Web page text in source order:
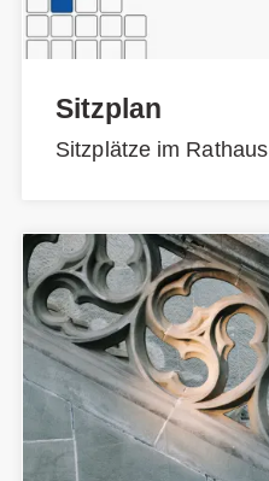
Sitzplan
Sitzplätze im Rathaus